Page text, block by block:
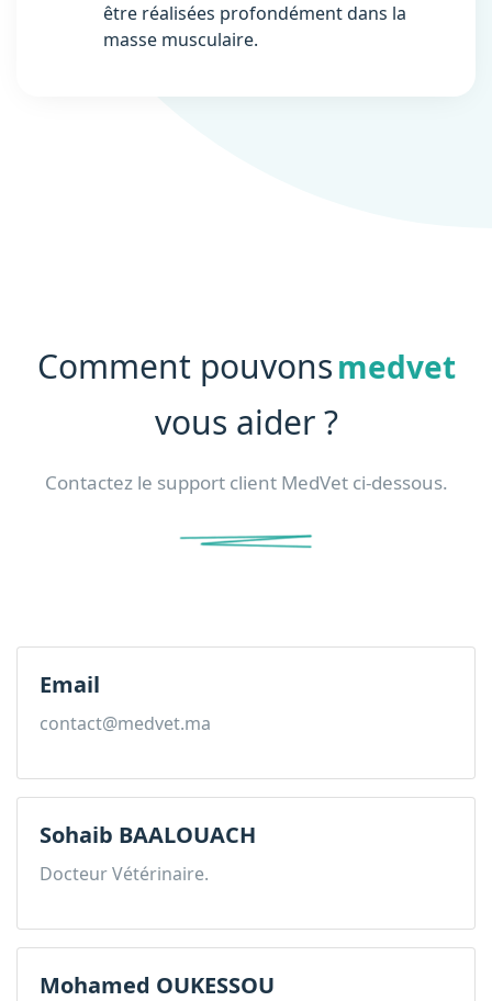
être réalisées profondément dans la
masse musculaire.
Comment pouvonsmedvet
vous aider ?
Contactez le support client MedVet ci-dessous.
Email
contact@medvet.ma
Sohaib BAALOUACH
Docteur Vétérinaire.
Mohamed OUKESSOU